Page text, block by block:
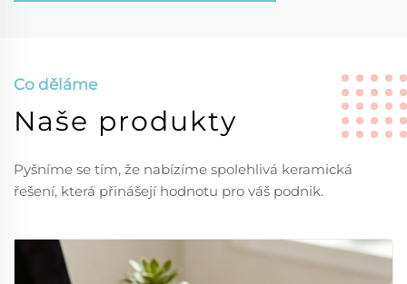
Co děláme
Naše produkty
Pyšníme se tím, že nabízíme spolehlivá keramická
řešení, která přinášejí hodnotu pro váš podnik.